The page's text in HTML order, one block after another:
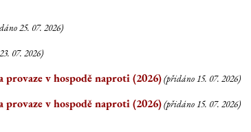
25. 07. 2026)
07. 2026)
v hospodě naproti (2026)(přidáno 15. 07. 2026)
v hospodě naproti (2026)(přidáno 15. 07. 2026)